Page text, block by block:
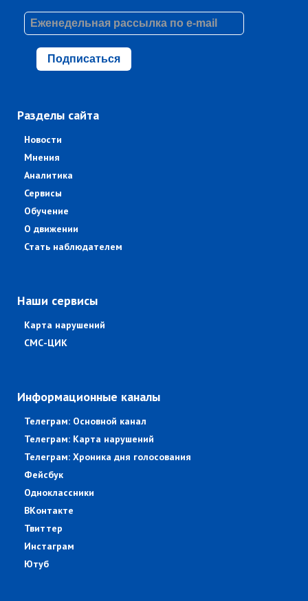
Подписаться
Разделы сайта
Новости
Мнения
Аналитика
Сервисы
Обучение
О движении
Стать наблюдателем
Наши сервисы
Карта нарушений
СМС-ЦИК
Информационные каналы
Телеграм: Основной канал
Телеграм: Карта нарушений
Телеграм: Хроника дня голосования
Фейсбук
Одноклассники
ВКонтакте
Твиттер
Инстаграм
Ютуб